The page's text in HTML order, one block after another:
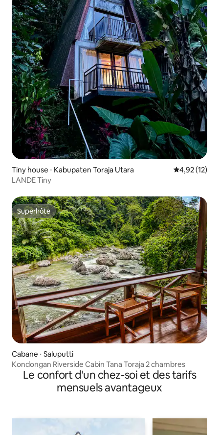
Tiny house ⋅ Kabupaten Toraja Utara Évaluation
4,92 (12)
LANDE Tiny
Superhôte
Superhôte
Cabane ⋅ Saluputti
Kondongan Riverside Cabin Tana Toraja 2 chambres
Le confort d'un chez-soi et des tarifs
mensuels avantageux